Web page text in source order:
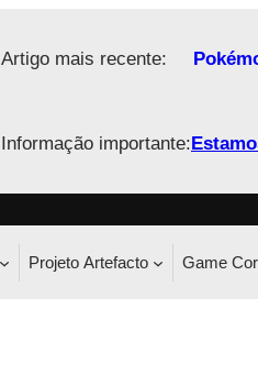
Artigo mais recente:
Informação importante:
Projeto Artefacto Game